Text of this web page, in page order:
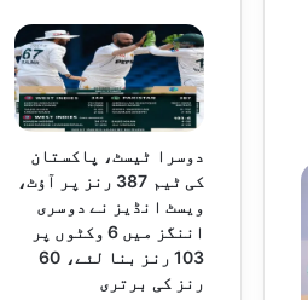
دوسرا ٹیسٹ، پاکستان
کی ٹیم 387 رنز پر آؤٹ،
ویسٹ انڈیز نے دوسری
اننگز میں 6 وکٹوں پر
103 رنز بنا لئے، 60
رنز کی برتری